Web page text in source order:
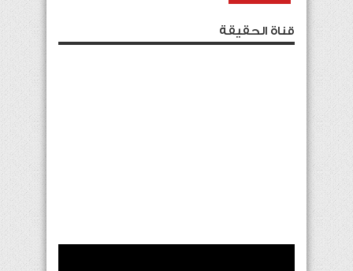
قناة الحقيقة